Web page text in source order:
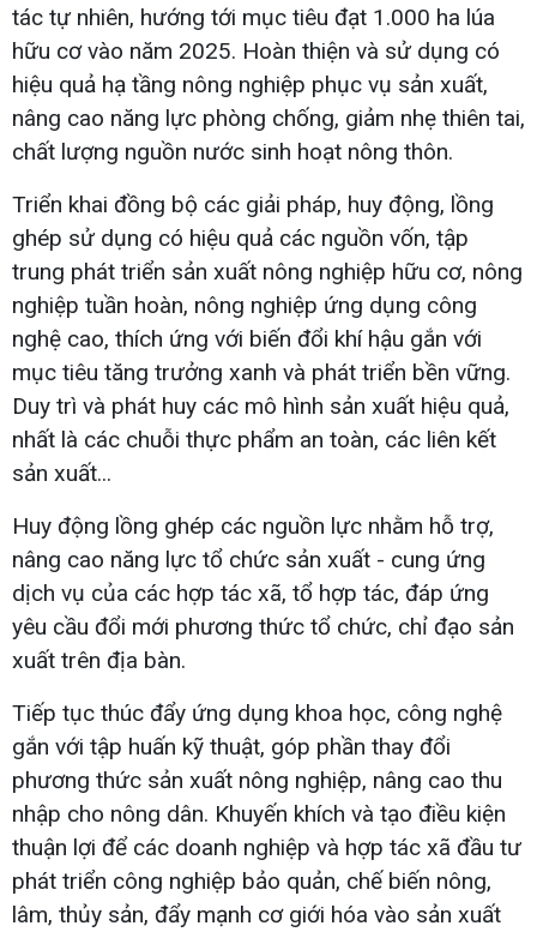
tác tự nhiên, hướng tới mục tiêu đạt 1.000 ha lúa
hữu cơ vào năm 2025. Hoàn thiện và sử dụng có
hiệu quả hạ tầng nông nghiệp phục vụ sản xuất,
nâng cao năng lực phòng chống, giảm nhẹ thiên tai,
chất lượng nguồn nước sinh hoạt nông thôn.
Triển khai đồng bộ các giải pháp, huy động, lồng
ghép sử dụng có hiệu quả các nguồn vốn, tập
trung phát triển sản xuất nông nghiệp hữu cơ, nông
nghiệp tuần hoàn, nông nghiệp ứng dụng công
nghệ cao, thích ứng với biến đổi khí hậu gắn với
mục tiêu tăng trưởng xanh và phát triển bền vững.
Duy trì và phát huy các mô hình sản xuất hiệu quả,
nhất là các chuỗi thực phẩm an toàn, các liên kết
sản xuất...
Huy động lồng ghép các nguồn lực nhằm hỗ trợ,
nâng cao năng lực tổ chức sản xuất - cung ứng
dịch vụ của các hợp tác xã, tổ hợp tác, đáp ứng
yêu cầu đổi mới phương thức tổ chức, chỉ đạo sản
xuất trên địa bàn.
Tiếp tục thúc đẩy ứng dụng khoa học, công nghệ
gắn với tập huấn kỹ thuật, góp phần thay đổi
phương thức sản xuất nông nghiệp, nâng cao thu
nhập cho nông dân. Khuyến khích và tạo điều kiện
thuận lợi để các doanh nghiệp và hợp tác xã đầu tư
phát triển công nghiệp bảo quản, chế biến nông,
lâm, thủy sản, đẩy mạnh cơ giới hóa vào sản xuất